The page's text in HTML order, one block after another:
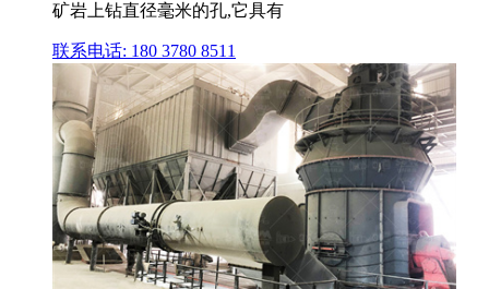
矿岩上钻直径毫米的孔,它具有
联系电话: 180 3780 8511